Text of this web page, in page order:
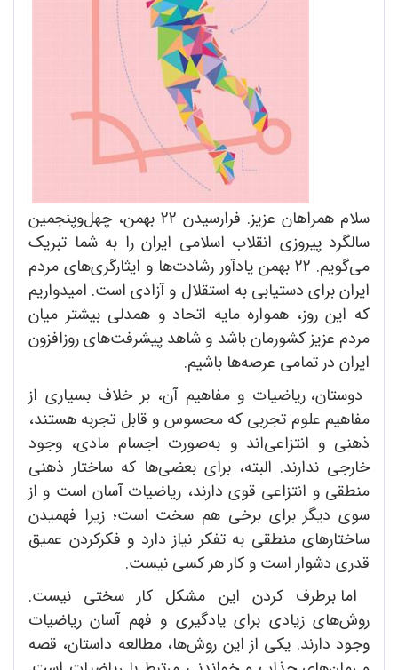
سلام همراهان عزیز. فرارسیدن 22 بهمن، چهل‌وپنجمین
سالگرد پیروزی انقلاب اسلامی ایران را به شما تبریک
می‌گویم. 22 بهمن یادآور رشادت‌ها و ایثارگری‌های مردم
ایران برای دستیابی به استقلال و آزادی است. امیدواریم
که این روز، همواره مایه اتحاد و همدلی بیشتر میان
مردم عزیز کشورمان باشد و شاهد پیشرفت‌های روزافزون
ایران در تمامی عرصه‌ها باشیم.
دوستان، ریاضیات و مفاهیم آن، بر خلاف بسیاری از
مفاهیم علوم تجربی که محسوس و قابل تجربه هستند،
ذهنی و انتزاعی‌اند و به‌صورت اجسام مادی، وجود
خارجی ندارند. البته، برای بعضی‌ها که ساختار ذهنی
منطقی و انتزاعی قوی دارند، ریاضیات آسان است و از
سوی دیگر برای برخی هم سخت است؛ زیرا فهمیدن
ساختارهای منطقی به تفکر نیاز دارد و فکرکردن عمیق
قدری دشوار است و کار هر کسی نیست.
اما برطرف کردن این مشکل کار سختی نیست.
روش‌های زیادی برای یادگیری و فهم آسان ریاضیات
وجود دارند. یکی از این روش‌ها، مطالعه داستان، قصه